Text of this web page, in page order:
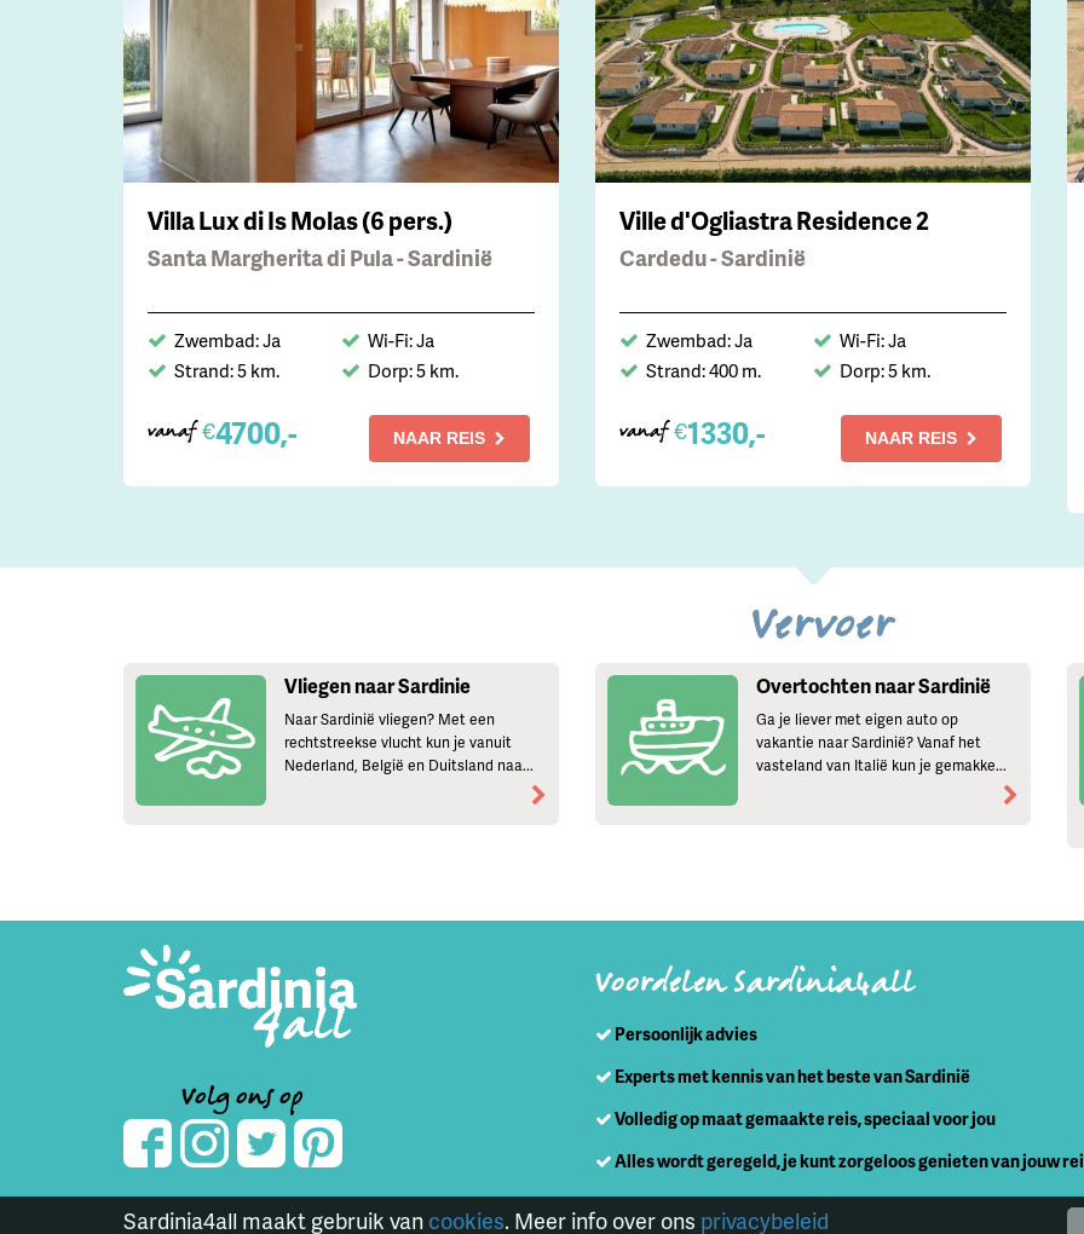
Villa Lux di Is Molas (6 pers.)
Santa Margherita di Pula - Sardinië
Zwembad: Ja
Wi-Fi: Ja
Strand: 5 km.
Dorp: 5 km.
vanaf €4700,- NAAR REIS
Ville d'Ogliastra Residence 2
Cardedu - Sardinië
Zwembad: Ja
Wi-Fi: Ja
Strand: 400 m.
Dorp: 5 km.
vanaf €1330,- NAAR REIS
Vervoer
Vliegen naar Sardinie
Naar Sardinië vliegen? Met een
rechtstreekse vlucht kun je vanuit
Nederland, België en Duitsland naa...
Overtochten naar Sardinië
Ga je liever met eigen auto op
vakantie naar Sardinië? Vanaf het
vasteland van Italië kun je gemakke...
Volg ons op
Voordelen Sardinia4all
Persoonlijk advies
Experts met kennis van het beste van Sardinië
Volledig op maat gemaakte reis, speciaal voor jou
Alles wordt geregeld, je kunt zorgeloos genieten van jouw
Sardinia4all maakt gebruik van cookies. Meer info over ons privacybeleid